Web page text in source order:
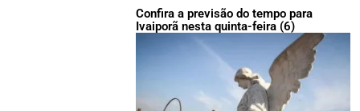
Confira a previsão do tempo para
Ivaiporã nesta quinta-feira (6)